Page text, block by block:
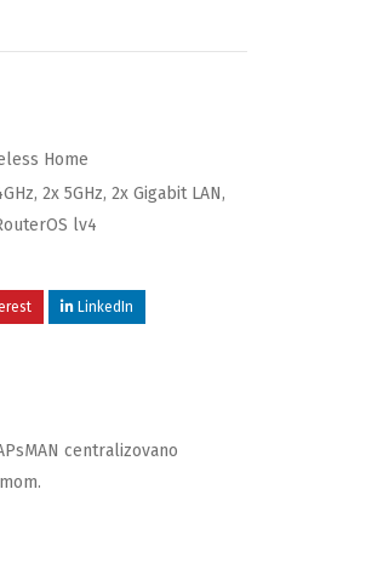
Home
, 2x 5GHz, 2x Gigabit LAN,
lv4
LinkedIn
centralizovano